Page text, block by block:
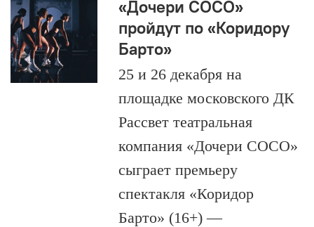
«Дочери СОСО»
пройдут по «Коридору
Барто»
25 и 26 декабря на
площадке московского ДК
Рассвет театральная
компания «Дочери СОСО»
сыграет премьеру
спектакля «Коридор
Барто» (16+) —